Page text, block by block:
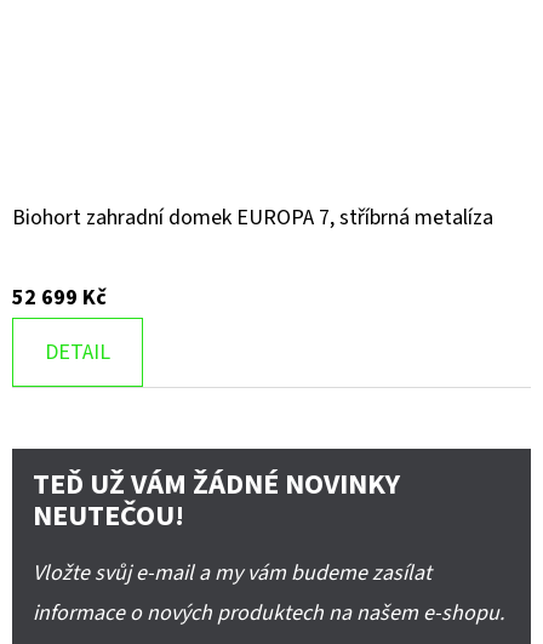
Biohort zahradní domek EUROPA 7, stříbrná metalíza
52 699 Kč
DETAIL
TEĎ UŽ VÁM ŽÁDNÉ NOVINKY
NEUTEČOU!
Vložte svůj e-mail a my vám budeme zasílat
informace o nových produktech na našem e-shopu.